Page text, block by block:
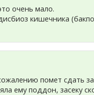
очень мало.
кишечника
помет сдать
ему поддон, засеку